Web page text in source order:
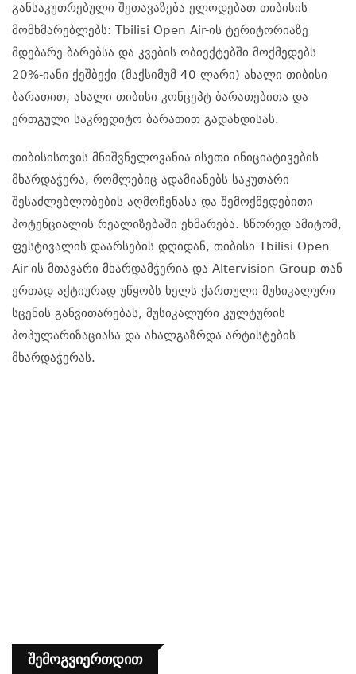
განსაკუთრებული შეთავაზება ელოდებათ თიბისის
მომხმარებლებს: Tbilisi Open Air-ის ტერიტორიაზე
მდებარე ბარებსა და კვების ობიექტებში მოქმედებს
20%-იანი ქეშბექი (მაქსიმუმ 40 ლარი) ახალი თიბისი
ბარათით, ახალი თიბისი კონცეპტ ბარათებითა და
ერთგული საკრედიტო ბარათით გადახდისას.
თიბისისთვის მნიშვნელოვანია ისეთი ინიციატივების
მხარდაჭერა, რომლებიც ადამიანებს საკუთარი
შესაძლებლობების აღმოჩენასა და შემოქმედებითი
პოტენციალის რეალიზებაში ეხმარება. სწორედ ამიტომ,
ფესტივალის დაარსების დღიდან, თიბისი Tbilisi Open
Air-ის მთავარი მხარდამჭერია და Altervision Group-თან
ერთად აქტიურად უწყობს ხელს ქართული მუსიკალური
სცენის განვითარებას, მუსიკალური კულტურის
პოპულარიზაციასა და ახალგაზრდა არტისტების
მხარდაჭერას.
Შემოგვიერთდით